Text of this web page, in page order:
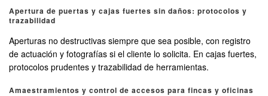
Apertura de puertas y cajas fuertes sin daños: protocolos y
trazabilidad
Aperturas no destructivas siempre que sea posible, con registro
de actuación y fotografías si el cliente lo solicita. En cajas fuertes,
protocolos prudentes y trazabilidad de herramientas.
Amaestramientos y control de accesos para fincas y oficinas